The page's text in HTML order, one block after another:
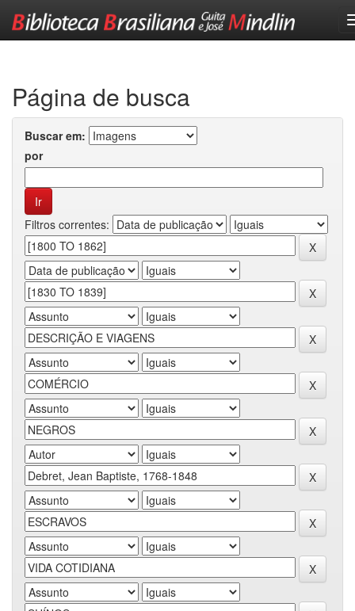
Página de busca
Buscar em:
por
Filtros correntes: